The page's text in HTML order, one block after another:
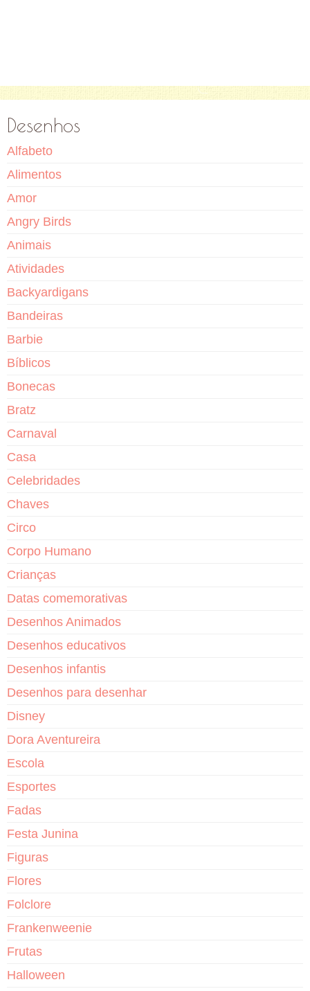
Desenhos
Alfabeto
Alimentos
Amor
Angry Birds
Animais
Atividades
Backyardigans
Bandeiras
Barbie
Bíblicos
Bonecas
Bratz
Carnaval
Casa
Celebridades
Chaves
Circo
Corpo Humano
Crianças
Datas comemorativas
Desenhos Animados
Desenhos educativos
Desenhos infantis
Desenhos para desenhar
Disney
Dora Aventureira
Escola
Esportes
Fadas
Festa Junina
Figuras
Flores
Folclore
Frankenweenie
Frutas
Halloween